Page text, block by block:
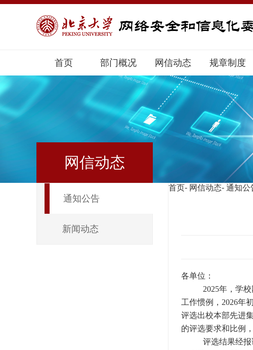
首页 部门概况 网信动态 规章制度
网信动态
通知公告
新闻动态
首页- 网信动态- 通知公
各单位：
2025年， 学
工作惯例，2026年
评选出校本部先进
的评选要求和比例
评选结果经